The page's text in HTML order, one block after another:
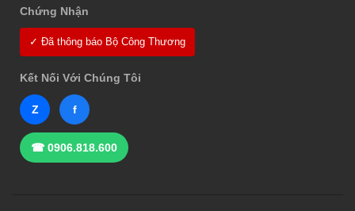
Chứng Nhận
✓ Đã thông báo Bộ Công Thương
Kết Nối Với Chúng Tôi
Z f
☎ 0906.818.600